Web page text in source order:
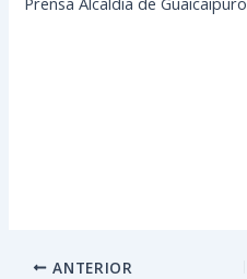
ANTERIOR